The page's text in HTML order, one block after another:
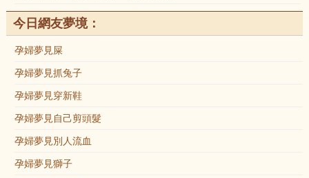
今日網友夢境：
孕婦夢見屎
孕婦夢見抓兔子
孕婦夢見穿新鞋
孕婦夢見自己剪頭髮
孕婦夢見別人流血
孕婦夢見獅子